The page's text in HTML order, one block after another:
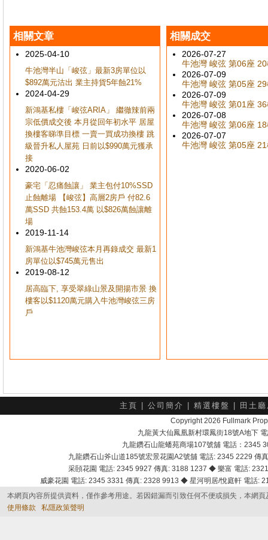
相關文章
2025-04-10
牛池灣半山「峻弦」最新3房單位以
$892萬元沽出 業主持貨5年蝕21%
2024-04-29
新鴻基私樓「峻弦ARIA」 繼徹辣前兩
宗低價成交後 本月從回年初水平 居屋
換樓客睇準目標 一賣一買成功換樓 跳
級晉升私人屋苑 日前以$990萬元獲承
接
2020-06-02
豪宅「忍痛蝕讓」 業主包付10%SSD
止蝕離場 【峻弦】高層2房戶 付82.6
萬SSD 共蝕153.4萬 以$826萬蝕讓離
場
2019-11-14
新鴻基牛池灣峻弦本月再錄成交 最新1
房單位以$745萬元售出
2019-08-12
居高臨下, 享受翠綠山景及開揚市景 換
樓客以$1120萬元購入牛池灣峻弦三房
戶
相關成交
2026-07-27
牛池灣 峻弦 第06座
2026-07-09
牛池灣 峻弦 第05座
2026-07-09
牛池灣 峻弦 第01座
2026-07-08
牛池灣 峻弦 第06座
2026-07-07
牛池灣 峻弦 第05座
主頁 公司簡介 精選樓盤 田土
Copyright 2026 Fullmark
九龍黃大仙鳳凰新村環鳳街18號A地下
九龍鑽石山龍蟠苑商場107號舖 電話：2345
九龍鑽石山斧山道185號宏景花園A2號舖 電話: 2345 2229
采頣花園 電話: 2345 9927 傳真: 3188 1237 ◆ 樂富 電話:
威豪花園 電話: 2345 3331 傳真: 2328 9913 ◆ 星河明居/悅庭軒 電話
本網頁內容所提供資料，僅作參考用途。若因錯漏而引致任何不便或損失，本網
使用條款
私隱政策聲明